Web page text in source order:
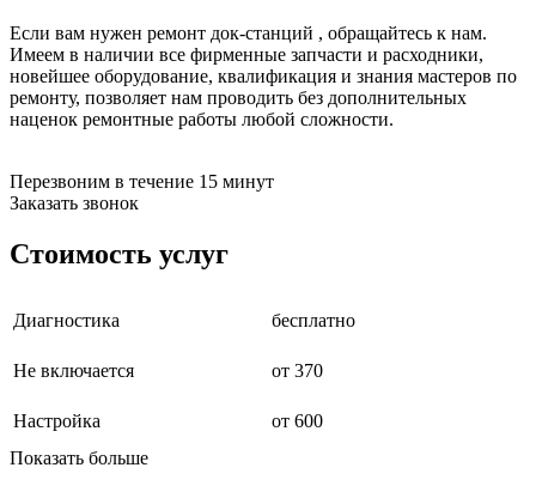
беспроводных систем мониторинга
беспроводных систем презентаций
бетоноломов
бетономешалок
безменов
блендеров
блинниц
блоков коммутации
блоков подключения
блоков управления
бормашин
буферных накопителей
Если вам нужен ремонт док-станций , обращайтесь к нам.
Имеем в наличии все фирменные запчасти и расходники,
новейшее оборудование, квалификация и знания мастеров по
ремонту, позволяет нам проводить без дополнительных
наценок ремонтные работы любой сложности.
Перезвоним в течение 15 минут
Заказать звонок
Стоимость услуг
Диагностика бесплатно
Не включается от 370
Настройка
от 600
Показать больше